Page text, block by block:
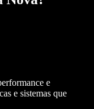
e
e sistemas que